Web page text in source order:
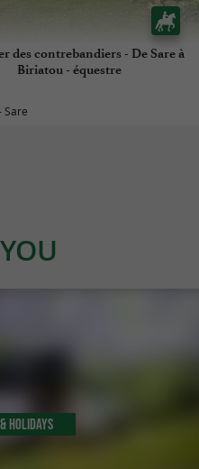
des contrebandiers - De Sare à
Biriatou - équestre
Sare
Holidays